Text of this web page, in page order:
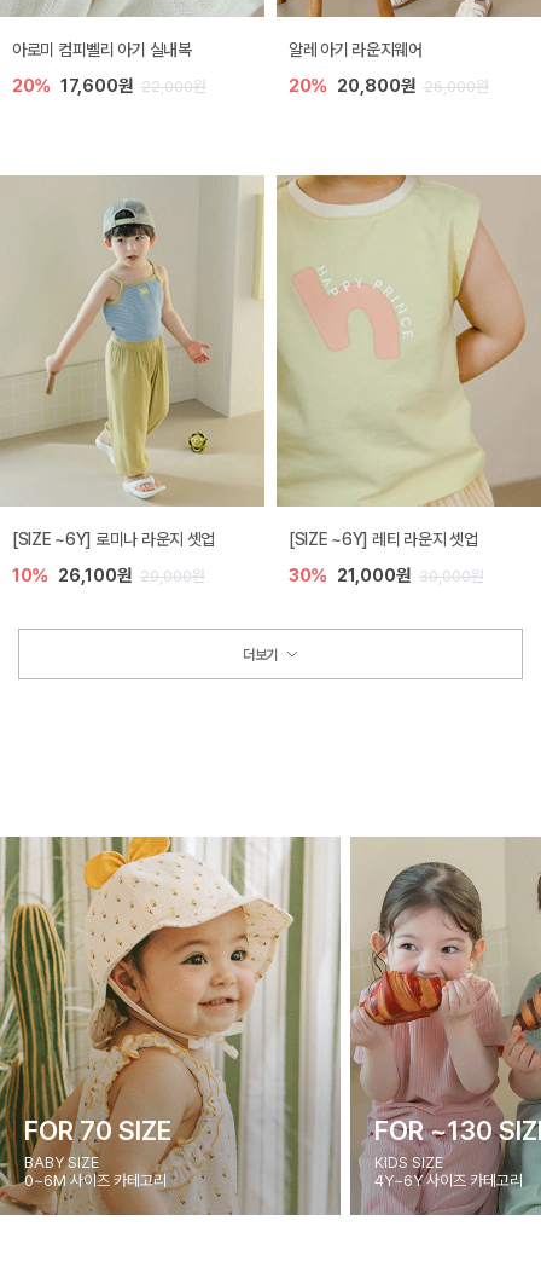
아로미 컴피벨리 아기 실내복
20% 17,600원 22,000원
알레 아기 라운지웨어
20% 20,800원 26,000원
[SIZE ~6Y] 로미나 라운지 셋업
10% 26,100원 29,000원
[SIZE ~6Y] 레티 라운지 셋업
30% 21,000원 30,000원
더보기
FOR 70 SIZE
BABY SIZE
0~6M 사이즈 카테고리
FOR ~130
KIDS SIZE
4Y~6Y 사이즈 카테고리